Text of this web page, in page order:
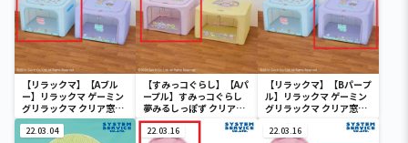
【リラックマ】【Aブル
ー】リラックマ ゲーミン
グリラックマ クリア窓付
き収納ボックス
【すみっコぐらし】【Aパ
ープル】すみっコぐらし
夢みるしっぽず クリア窓
付き収納ボックス
【リラックマ】【Bパープ
ル】リラックマ ゲーミン
グリラックマ クリア窓付
22.03.04 22.03.16 22.03.16